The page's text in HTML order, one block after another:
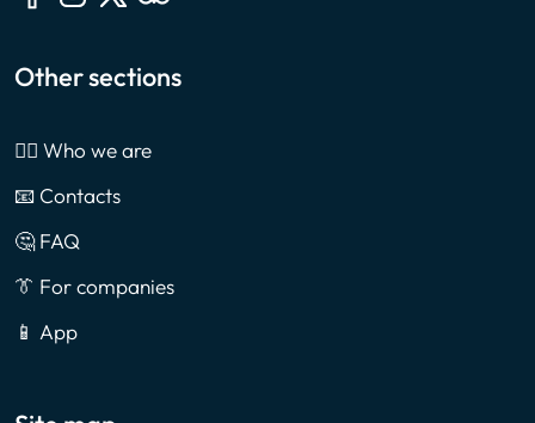
Other sections
🙎‍♂️ Who we are
📧 Contacts
🤔 FAQ
👔 For companies
📱 App